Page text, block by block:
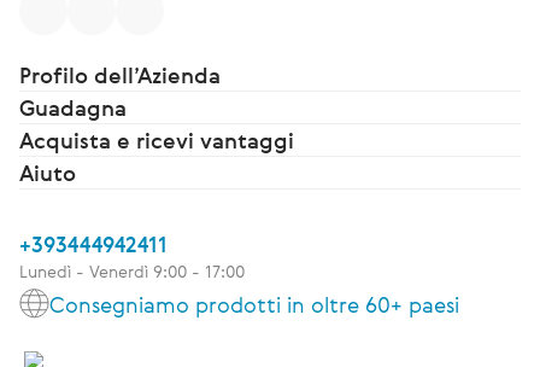
Profilo dell’Azienda
Guadagna
Acquista e ricevi vantaggi
Aiuto
+393444942411
Lunedì - Venerdì 9:00 - 17:00
Consegniamo prodotti in oltre 60+ paesi